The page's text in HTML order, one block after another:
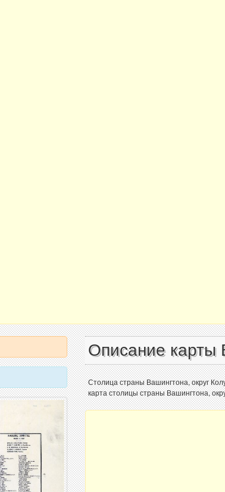
Описание карты
Столица страны Вашингтона, округ
карта столицы страны Вашингтона,